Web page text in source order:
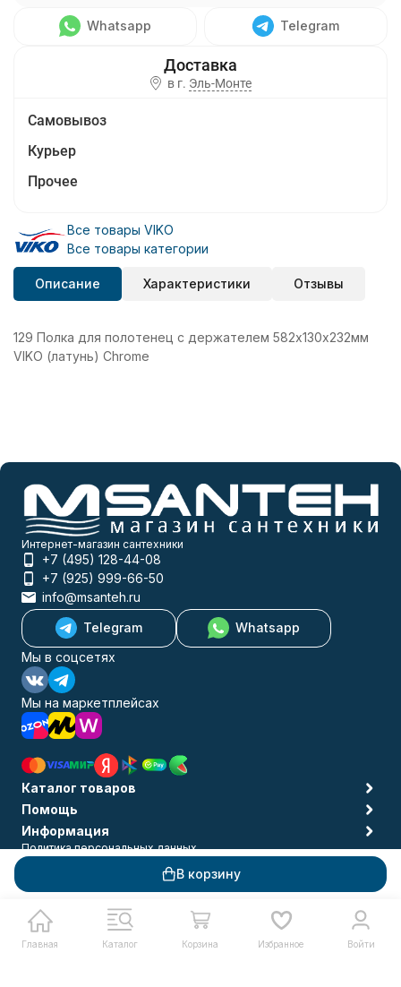
В корзину
Whatsapp Telegram
в г. Эль-Монте
Самовывоз
Курьер
Прочее
Все товары VIKO
Все товары категории
Описание Характеристики Отзывы
129 Полка для полотенец с держателем 582х130х232мм
VIKO (латунь) Chrome
Главная Каталог Корзина Избранное Войти
Интернет-магазин сантехники
+7 (495) 128-44-08
+7 (925) 999-66-50
info@msanteh.ru
Telegram
Whatsapp
Мы в соцсетях
Мы на маркетплейсах
Каталог товаров
Помощь
Информация
Политика персональных данных
© 2009-2026 MSANTEH